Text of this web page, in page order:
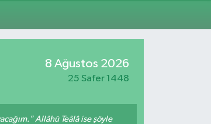
8 Ağustos 2026
25 Safer 1448
Allâhü Teâlâ ise şöyle